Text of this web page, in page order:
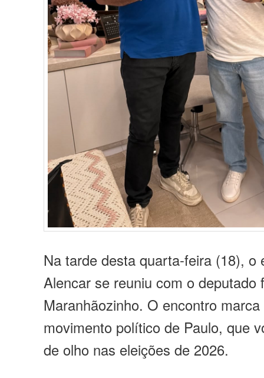
Na tarde desta quarta-feira (18), o
Alencar se reuniu com o deputado
Maranhãozinho. O encontro
movimento político de Paulo, que
de olho nas eleições de 2026.